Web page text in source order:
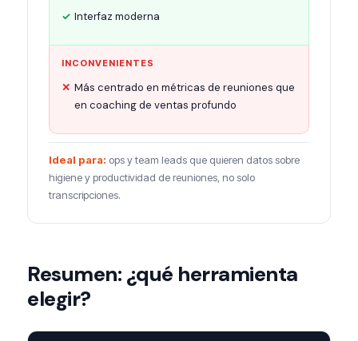
Interfaz moderna
INCONVENIENTES
Más centrado en métricas de reuniones que
en coaching de ventas profundo
Ideal para: ops y team leads que quieren datos sobre
higiene y productividad de reuniones, no solo
transcripciones.
Resumen: ¿qué herramienta
elegir?